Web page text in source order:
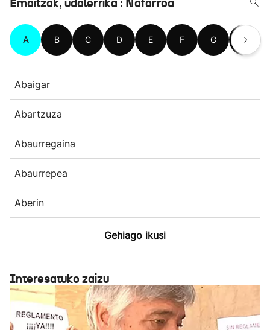
A B C D E F G H
Abaigar
Abartzuza
Abaurregaina
Abaurrepea
Aberin
Gehiago ikusi
Interesatuko zaizu